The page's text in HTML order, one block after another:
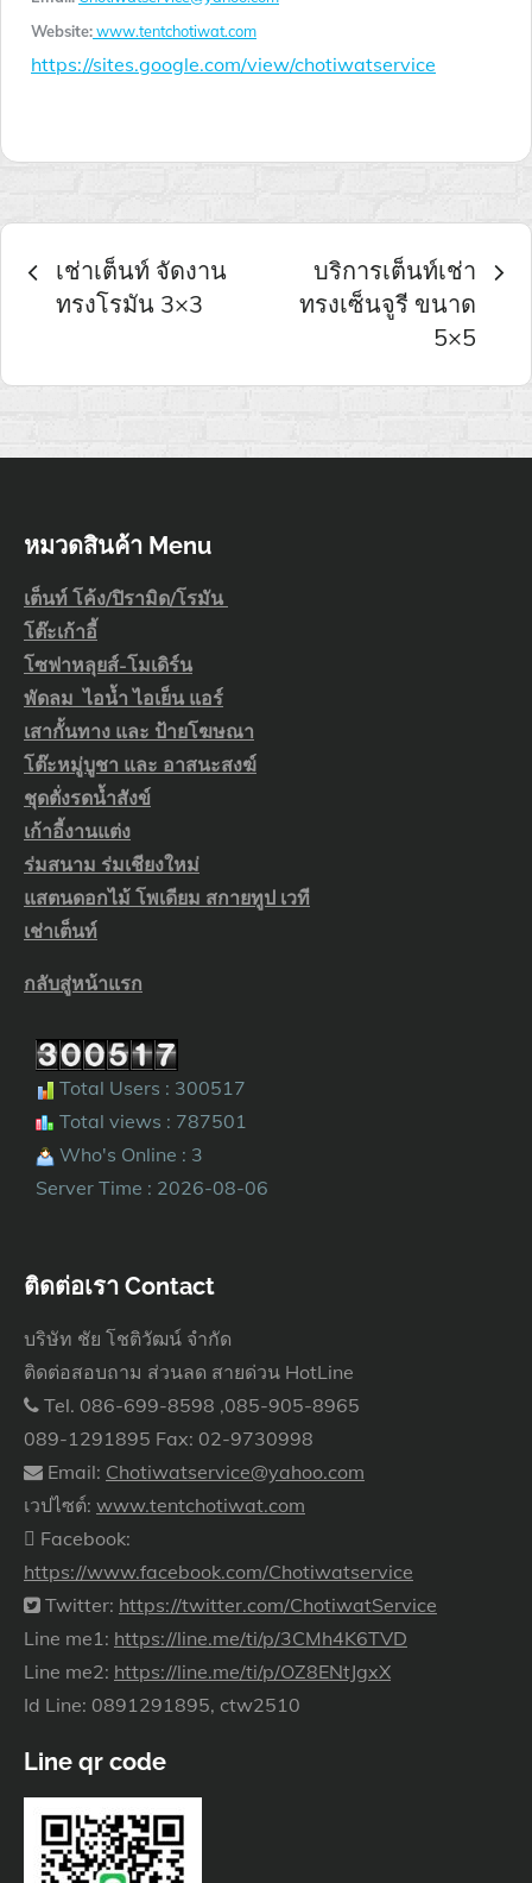
Website:www.tentchotiwat.com
https://sites.google.com/view/chotiwatservice
เมนู
นำทาง
เรื่อง
เช่าเต็นท์ จัดงาน
ทรงโรมัน 3×3
บริการเต็นท์เช่า
ทรงเซ็นจูรี ขนาด
5×5
หมวดสินค้า Menu
เต็นท์ โค้ง/ปิรามิด/โรมัน
โต๊ะเก้าอี้
โซฟาหลุยส์-โมเดิร์น
พัดลม ไอน้ำ ไอเย็น แอร์
เสากั้นทาง และ ป้ายโฆษณา
โต๊ะหมู่บูชา และ อาสนะสงฆ์
ชุดตั่งรดน้ำสังข์
เก้าอี้งานแต่ง
ร่มสนาม ร่มเชียงใหม่
แสตนดอกไม้ โพเดียม สกายทูป เวที
เช่าเต็นท์
กลับสู่หน้าแรก
Total Users : 300517
Total views : 787501
Who's Online : 3
Server Time : 2026-08-06
ติดต่อเรา Contact
บริษัท ชัย โชติวัฒน์ จำกัด
ติดต่อสอบถาม ส่วนลด สายด่วน HotLine
Tel. 086-699-8598 ,085-905-8965
089-1291895 Fax: 02-9730998
Email: Chotiwatservice@yahoo.com
เวปไซต์: www.tentchotiwat.com
Facebook:
https://www.facebook.com/Chotiwatservice
Twitter: https://twitter.com/ChotiwatService
Line me1: https://line.me/ti/p/3CMh4K6TVD
Line me2: https://line.me/ti/p/OZ8ENtJgxX
Id Line: 0891291895, ctw2510
Line qr code